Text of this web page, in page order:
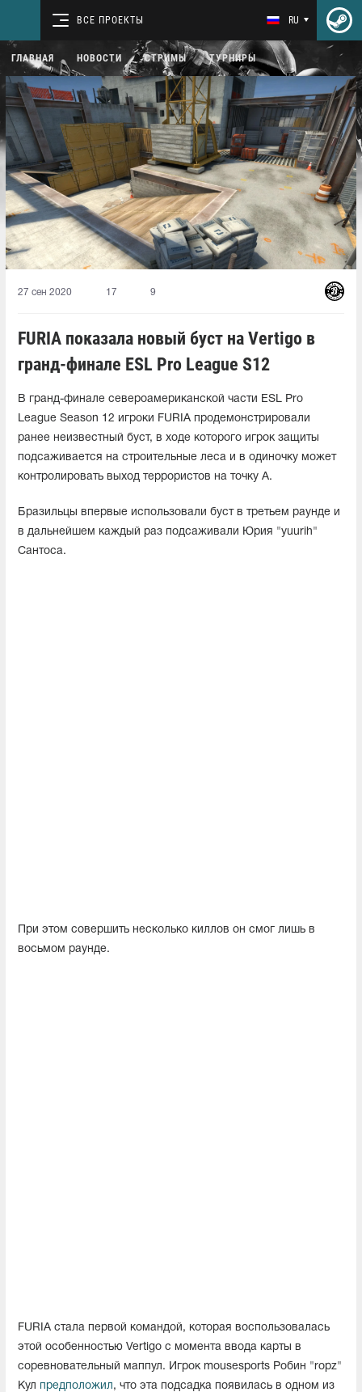
ВСЕ ПРОЕКТЫ RU
ГЛАВНАЯ НОВОСТИ СТРИМЫ ТУРНИРЫ
27 сен 2020 17 9
FURIA показала новый буст на Vertigo в
гранд-финале ESL Pro League S12
В гранд-финале североамериканской части ESL Pro
League Season 12 игроки FURIA продемонстрировали
ранее неизвестный буст, в ходе которого игрок защиты
подсаживается на строительные леса и в одиночку может
контролировать выход террористов на точку А.
Бразильцы впервые использовали буст в третьем раунде и
в дальнейшем каждый раз подсаживали Юрия "yuurih"
Сантоса.
При этом совершить несколько киллов он смог лишь в
восьмом раунде.
FURIA стала первой командой, которая воспользовалась
этой особенностью Vertigo с момента ввода карты в
соревновательный маппул. Игрок mousesports Робин "ropz"
Кул предположил, что эта подсадка появилась в одном из